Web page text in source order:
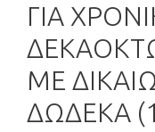
ΓΙΑ
ΜΕ
ΔΩΔΕΚΑ